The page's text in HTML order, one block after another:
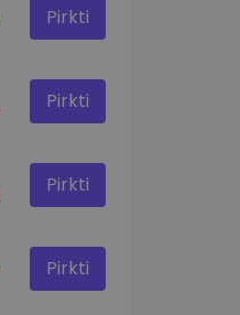
Pirkti
Pirkti
Pirkti
Pirkti